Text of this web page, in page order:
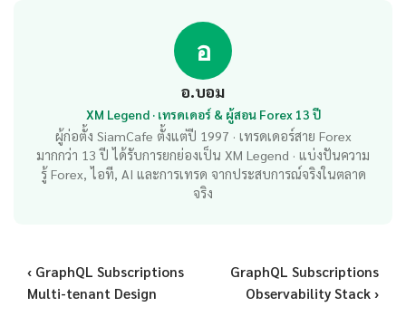
อ
อ.บอม
XM Legend · เทรดเดอร์ & ผู้สอน Forex 13 ปี
ผู้ก่อตั้ง SiamCafe ตั้งแต่ปี 1997 · เทรดเดอร์สาย Forex
มากกว่า 13 ปี ได้รับการยกย่องเป็น XM Legend · แบ่งปันความ
รู้ Forex, ไอที, AI และการเทรด จากประสบการณ์จริงในตลาด
จริง
‹ GraphQL Subscriptions
Multi-tenant Design
GraphQL Subscriptions
Observability Stack ›